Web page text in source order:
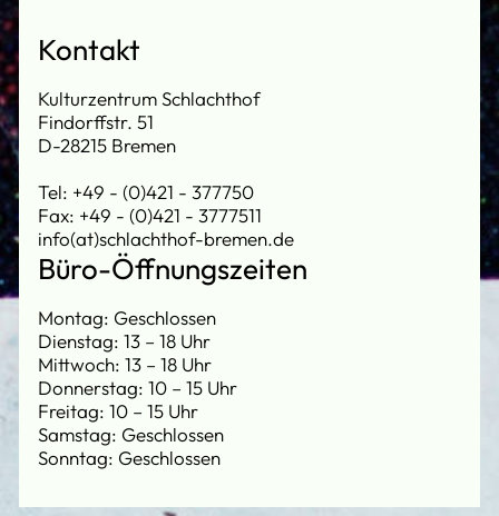
Kontakt
Kulturzentrum Schlachthof
Findorffstr. 51
D-28215 Bremen
Tel: +49 - (0)421 - 377750
Fax: +49 - (0)421 - 3777511
info(at)schlachthof-bremen.de
Büro-Öffnungszeiten
Montag: Geschlossen
Dienstag: 13 – 18 Uhr
Mittwoch: 13 – 18 Uhr
Donnerstag: 10 – 15 Uhr
Freitag: 10 – 15 Uhr
Samstag: Geschlossen
Sonntag: Geschlossen